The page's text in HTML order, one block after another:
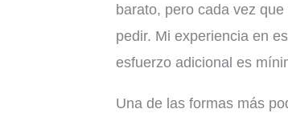
barato, pero cada vez
pedir. Mi experiencia en
esfuerzo adicional es
Una de las formas más